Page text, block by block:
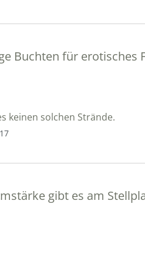
Buchten für erotisches
keinen solchen Strände.
gibt es am